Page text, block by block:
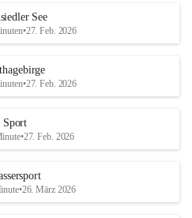
r
S
See
•27. Feb. 2026
•27. Feb. 2026
Sport
•27. Feb. 2026
•26. März 2026